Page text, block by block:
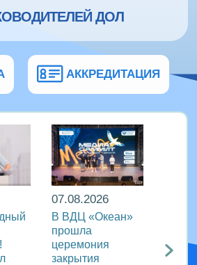
ДОЛ
АККРЕДИТАЦИЯ
07.08.2026
В ВДЦ «Океан»
прошла
церемония
закрытия
VIII